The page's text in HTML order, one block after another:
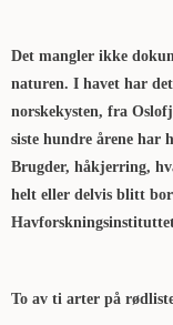
Det mangler ikke
naturen. I havet har
norskekysten, fra
siste hundre årene har
Brugder, håkjerring,
helt eller delvis blitt
To av ti arter på